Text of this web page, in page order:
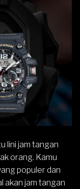
lini jam tangan
orang. Kamu
populer dan
akan jam tangan